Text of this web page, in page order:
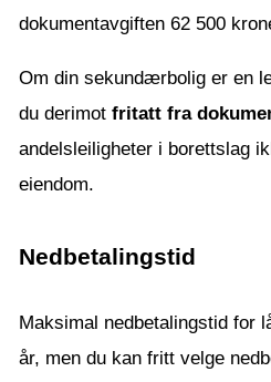
dokumentavgiften 62 500
Om din sekundærbolig er en
du derimot fritatt fra
andelsleiligheter i borettslag
eiendom.
Nedbetalingstid
Maksimal nedbetalingstid for
år, men du kan fritt velge